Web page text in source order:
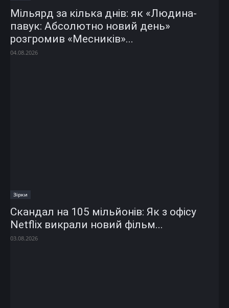
Мільярд за кілька днів: як «Людина-
павук: Абсолютно новий день»
розгромив «Месників»...
04.08.2026
Зірки
Скандал на 105 мільйонів: Як з офісу
Netflix викрали новий фільм...
03.08.2026